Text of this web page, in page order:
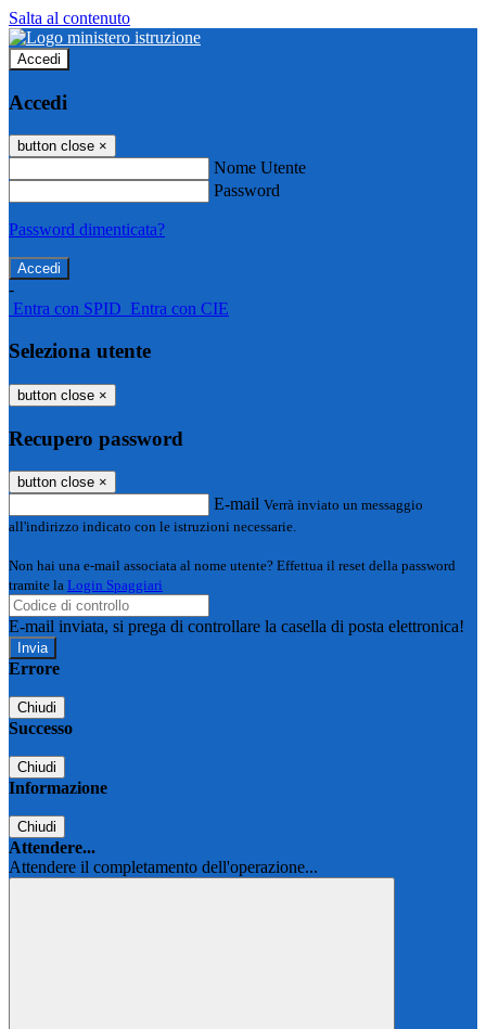
Salta al contenuto
Accedi
Accedi
button close ×
Nome Utente
Password
Password dimenticata?
-
Entra con SPID Entra con CIE
Seleziona utente
button close ×
Recupero password
button close ×
E-mail Verrà inviato un messaggio
all'indirizzo indicato con le istruzioni necessarie.
Non hai una e-mail associata al nome utente? Effettua il reset della password
tramite la Login Spaggiari
E-mail inviata, si prega di controllare la casella di posta elettronica!
Errore
Chiudi
Successo
Chiudi
Informazione
Chiudi
Attendere...
Attendere il completamento dell'operazione...